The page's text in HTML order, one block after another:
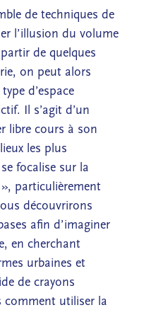
de techniques de
l’illusion du volume
de quelques
on peut alors
d’espace
Il s’agit d’un
libre cours à son
les plus
focalise sur la
particulièrement
découvrirons
afin d’imaginer
en cherchant
urbaines et
de crayons
comment utiliser la